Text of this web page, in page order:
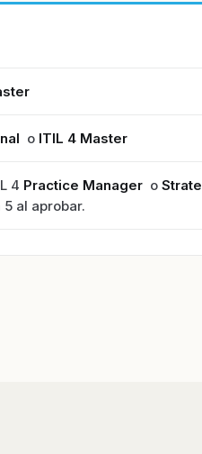
o ITIL 4 Master
4 Practice Manager o
al aprobar.